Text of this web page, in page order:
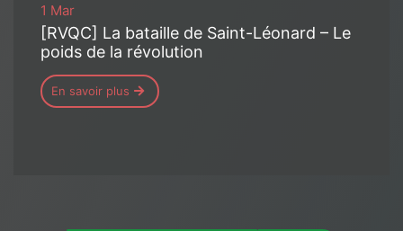
1 Mar
[RVQC] La bataille de Saint-Léonard – Le
poids de la révolution
En savoir plus